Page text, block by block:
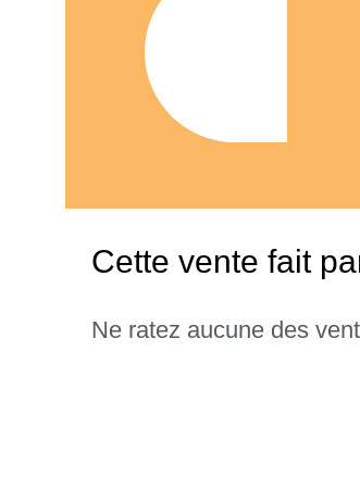
Cette vente fait
Ne ratez aucune des